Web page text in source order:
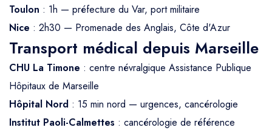
Toulon : 1h — préfecture du Var, port militaire
Nice : 2h30 — Promenade des Anglais, Côte d'Azur
Transport médical depuis Marseille
CHU La Timone : centre névralgique Assistance Publique
Hôpitaux de Marseille
Hôpital Nord : 15 min nord — urgences, cancérologie
Institut Paoli-Calmettes : cancérologie de référence